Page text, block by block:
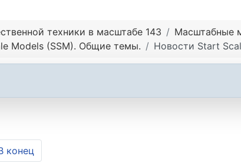
техники в масштабе 143
Масштабные
Models (SSM). Общие темы. Новости Start
конец